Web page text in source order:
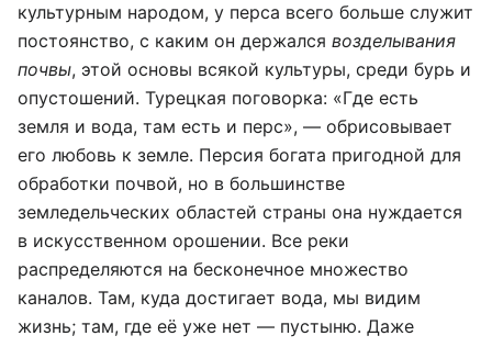
культурным народом, у перса всего больше служит
постоянство, с каким он держался возделывания
почвы, этой основы всякой культуры, среди бурь и
опустошений. Турецкая поговорка: «Где есть
земля и вода, там есть и перс», — обрисовывает
его любовь к земле. Персия богата пригодной для
обработки почвой, но в большинстве
земледельческих областей страны она нуждается
в искусственном орошении. Все реки
распределяются на бесконечное множество
каналов. Там, куда достигает вода, мы видим
жизнь; там, где её уже нет — пустыню. Даже